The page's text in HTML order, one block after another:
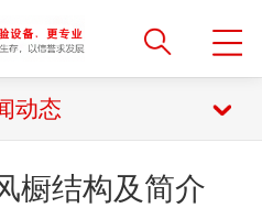
动态
橱结构及简介